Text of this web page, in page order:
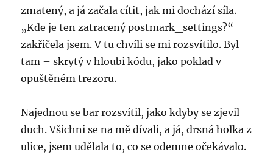
zmatený, a já začala cítit, jak mi dochází síla.
„Kde je ten zatracený postmark_settings?“
zakřičela jsem. V tu chvíli se mi rozsvítilo. Byl
tam – skrytý v hloubi kódu, jako poklad v
opuštěném trezoru.
Najednou se bar rozsvítil, jako kdyby se zjevil
duch. Všichni se na mě dívali, a já, drsná holka z
ulice, jsem udělala to, co se odemne očekávalo.